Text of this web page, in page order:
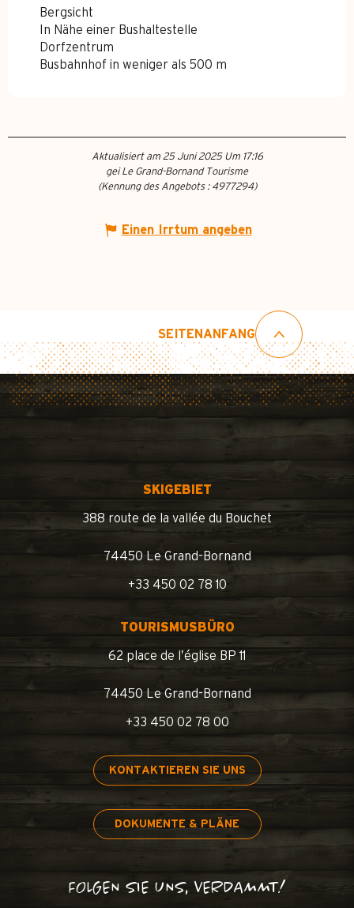
Bergsicht
In Nähe einer Bushaltestelle
Dorfzentrum
Busbahnhof in weniger als 500 m
Aktualisiert am 25 Juni 2025 Um 17:16
gei Le Grand-Bornand Tourisme
(Kennung des Angebots : 4977294)
Einen Irrtum angeben
SEITENANFANG
SKIGEBIET
388 route de la vallée du Bouchet
74450 Le Grand-Bornand
+33 450 02 78 10
TOURISMUSBÜRO
62 place de l’église BP 11
74450 Le Grand-Bornand
+33 450 02 78 00
KONTAKTIEREN SIE UNS
DOKUMENTE & PLÄNE
FOLGEN SIE UNS, VERDAMMT!